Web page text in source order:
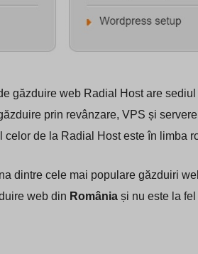
găzduire web Radial Host are
prin revânzare, VPS și
celor de la Radial Host este în limba
dintre cele mai populare găzduiri
web din România și nu este la